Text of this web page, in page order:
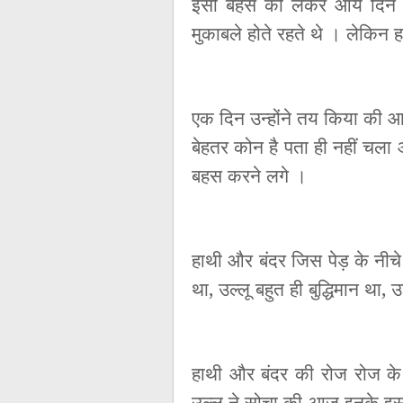
मुकाबले होते रहते थे । लेकिन
एक दिन उन्होंने तय किया
बेहतर कोन है पता ही नहीं
बहस करने लगे ।
हाथी और बंदर जिस पेड़ के
था, उल्लू बहुत ही बुद्धिमान
हाथी और बंदर की रोज